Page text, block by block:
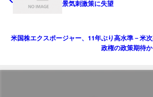
景気刺激策に失望
米国株エクスポージャー、11年ぶり高水準－米
政権の政策期待